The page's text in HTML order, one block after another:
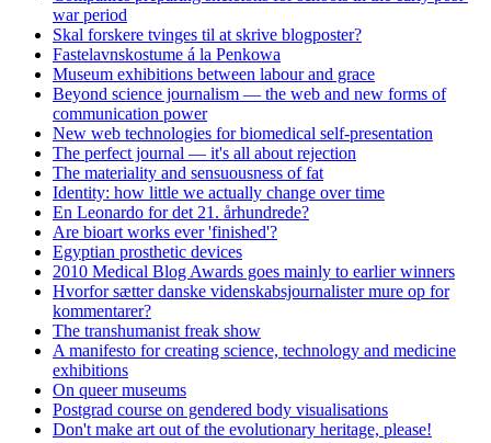
war period
Skal forskere tvinges til at skrive blogposter?
Fastelavnskostume á la Penkowa
Museum exhibitions between labour and grace
Beyond science journalism — the web and new forms of
communication power
New web technologies for biomedical self-presentation
The perfect journal — it's all about rejection
The materiality and sensuousness of fat
Identity: how little we actually change over time
En Leonardo for det 21. århundrede?
Are bioart works ever 'finished'?
Egyptian prosthetic devices
2010 Medical Blog Awards goes mainly to earlier winners
Hvorfor sætter danske videnskabsjournalister mure op for
kommentarer?
The transhumanist freak show
A manifesto for creating science, technology and medicine
exhibitions
On queer museums
Postgrad course on gendered body visualisations
Don't make art out of the evolutionary heritage, please!